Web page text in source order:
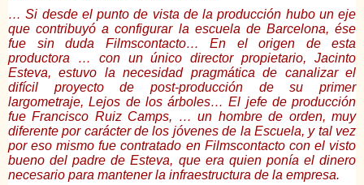
… Si desde el punto de vista de la producción hubo un eje
que contribuyó a configurar la escuela de Barcelona, ése
fue sin duda Filmscontacto… En el origen de esta
productora … con un único director propietario, Jacinto
Esteva, estuvo la necesidad pragmática de canalizar el
difícil proyecto de post-producción de su primer
largometraje, Lejos de los árboles… El jefe de producción
fue Francisco Ruiz Camps, … un hombre de orden, muy
diferente por carácter de los jóvenes de la Escuela, y tal vez
por eso mismo fue contratado en Filmscontacto con el visto
bueno del padre de Esteva, que era quien ponía el dinero
necesario para mantener la infraestructura de la empresa.